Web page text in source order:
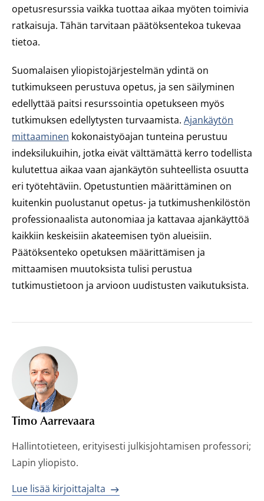
opetusresurssia vaikka tuottaa aikaa myöten toimivia
ratkaisuja. Tähän tarvitaan päätöksentekoa tukevaa
tietoa.
Suomalaisen yliopistojärjestelmän ydintä on
tutkimukseen perustuva opetus, ja sen säilyminen
edellyttää paitsi resurssointia opetukseen myös
tutkimuksen edellytysten turvaamista. Ajankäytön
mittaaminen kokonaistyöajan tunteina perustuu
indeksilukuihin, jotka eivät välttämättä kerro todellista
kulutettua aikaa vaan ajankäytön suhteellista osuutta
eri työtehtäviin. Opetustuntien määrittäminen on
kuitenkin puolustanut opetus- ja tutkimushenkilöstön
professionaalista autonomiaa ja kattavaa ajankäyttöä
kaikkiin keskeisiin akateemisen työn alueisiin.
Päätöksenteko opetuksen määrittämisen ja
mittaamisen muutoksista tulisi perustua
tutkimustietoon ja arvioon uudistusten vaikutuksista.
Timo Aarrevaara
Hallintotieteen, erityisesti julkisjohtamisen professori;
Lapin yliopisto.
Lue lisää kirjoittajalta